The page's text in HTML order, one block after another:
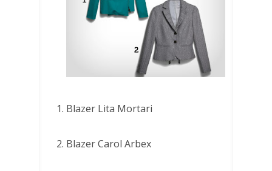
1. Blazer Lita Mortari
2. Blazer Carol Arbex